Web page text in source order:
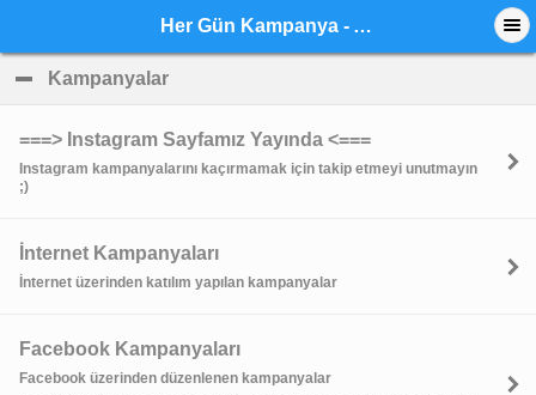
Her Gün Kampanya - Anasayfa
Kampanyalar
===> Instagram Sayfamız Yayında <===
Instagram kampanyalarını kaçırmamak için takip etmeyi unutmayın
;)
İnternet Kampanyaları
İnternet üzerinden katılım yapılan kampanyalar
Facebook Kampanyaları
Facebook üzerinden düzenlenen kampanyalar